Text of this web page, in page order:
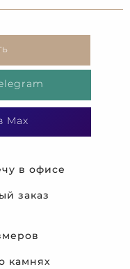
Max
в офисе
заказ
камнях